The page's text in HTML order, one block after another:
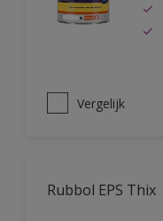
Vergelijk
Rubbol EPS Thix